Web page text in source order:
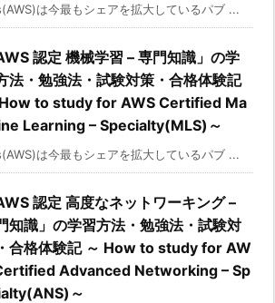
は今最もシェアを拡大しているパブ ...
認定 機械学習 – 専門知識」の学
法・勉強法・試験対策・合格体験記
to study for AWS Certified Ma
Learning – Specialty(MLS)～
は今最もシェアを拡大しているパブ ...
認定 高度なネットワーキング –
知識」の学習方法・勉強法・試験対
合格体験記 ～ How to study for AW
Advanced Networking – Sp
～